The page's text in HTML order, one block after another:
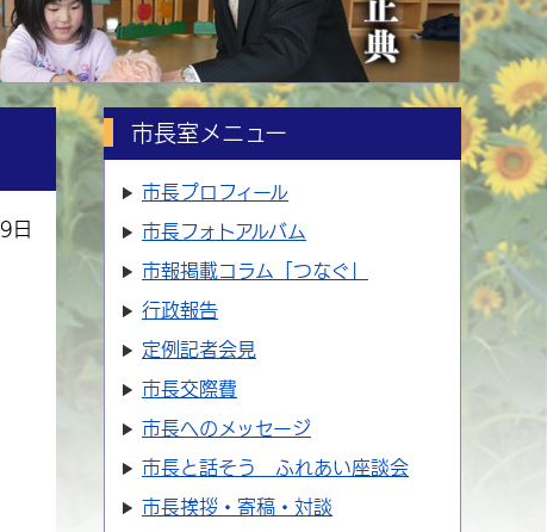
日
市長室メニュー
市長プロフィール
市長フォトアルバム
市報掲載コラム「つなぐ」
行政報告
定例記者会見
市長交際費
市長へのメッセージ
市長と話そう ふれあい座談会
市長挨拶・寄稿・対談